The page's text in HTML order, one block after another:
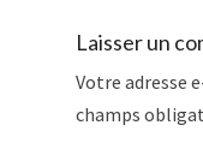
Laisser un
Votre adresse
champs